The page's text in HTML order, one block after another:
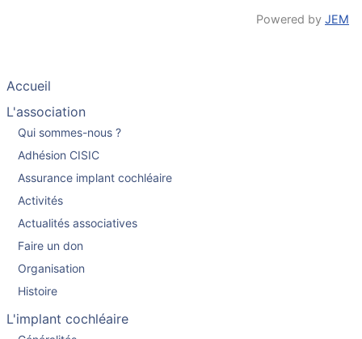
Powered by JEM
Accueil
L'association
Qui sommes-nous ?
Adhésion CISIC
Assurance implant cochléaire
Activités
Actualités associatives
Faire un don
Organisation
Histoire
L'implant cochléaire